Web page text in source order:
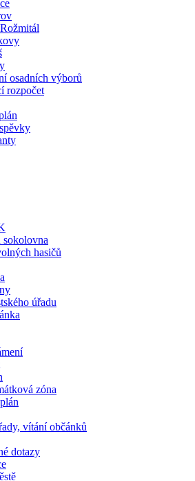
osadních výborů
rozpočet
sokolovna
hasičů
úřadu
zóna
vítání občánků
dotazy